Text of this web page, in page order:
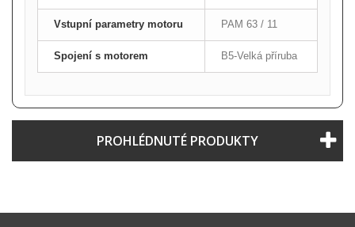
Vstupní parametry motoru PAM 63 / 11
Spojení s motorem B5-Velká příruba
PROHLÉDNUTÉ PRODUKTY